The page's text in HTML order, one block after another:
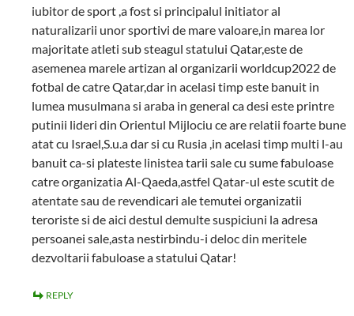
iubitor de sport ,a fost si principalul initiator al
naturalizarii unor sportivi de mare valoare,in marea lor
majoritate atleti sub steagul statului Qatar,este de
asemenea marele artizan al organizarii worldcup2022 de
fotbal de catre Qatar,dar in acelasi timp este banuit in
lumea musulmana si araba in general ca desi este printre
putinii lideri din Orientul Mijlociu ce are relatii foarte bune
atat cu Israel,S.u.a dar si cu Rusia ,in acelasi timp multi l-au
banuit ca-si plateste linistea tarii sale cu sume fabuloase
catre organizatia Al-Qaeda,astfel Qatar-ul este scutit de
atentate sau de revendicari ale temutei organizatii
teroriste si de aici destul demulte suspiciuni la adresa
persoanei sale,asta nestirbindu-i deloc din meritele
dezvoltarii fabuloase a statului Qatar!
REPLY